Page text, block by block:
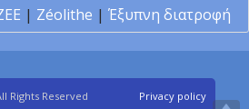
| Zéolithe | Έξυπνη διατροφή
Rights Reserved Privacy policy